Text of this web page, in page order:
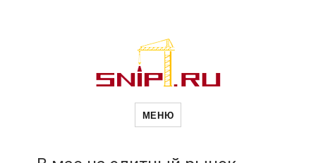
Новости
другие связанные со стройкой
МЕНЮ